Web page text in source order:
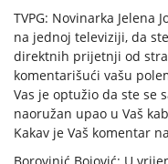
TVPG: Novinarka Jelena
na jednoj televiziji, da
direktnih prijetnji od
komentarišući vašu
Vas je optužio da ste se
naoružan upao u Vaš
Kakav je Vaš komentar